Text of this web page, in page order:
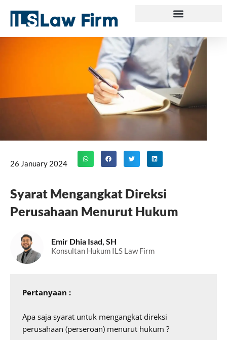
content
26 January 2024
Syarat Mengangkat Direksi
Perusahaan Menurut Hukum
Emir Dhia Isad, SH
Konsultan Hukum ILS Law Firm
Pertanyaan :
Apa saja syarat untuk mengangkat direksi
perusahaan (perseroan) menurut hukum ?